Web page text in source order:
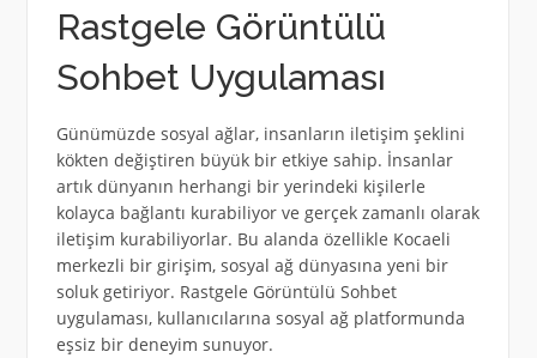
Rastgele Görüntülü
Sohbet Uygulaması
Günümüzde sosyal ağlar, insanların iletişim şeklini
kökten değiştiren büyük bir etkiye sahip. İnsanlar
artık dünyanın herhangi bir yerindeki kişilerle
kolayca bağlantı kurabiliyor ve gerçek zamanlı olarak
iletişim kurabiliyorlar. Bu alanda özellikle Kocaeli
merkezli bir girişim, sosyal ağ dünyasına yeni bir
soluk getiriyor. Rastgele Görüntülü Sohbet
uygulaması, kullanıcılarına sosyal ağ platformunda
eşsiz bir deneyim sunuyor.